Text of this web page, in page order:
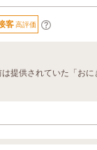
客高評価